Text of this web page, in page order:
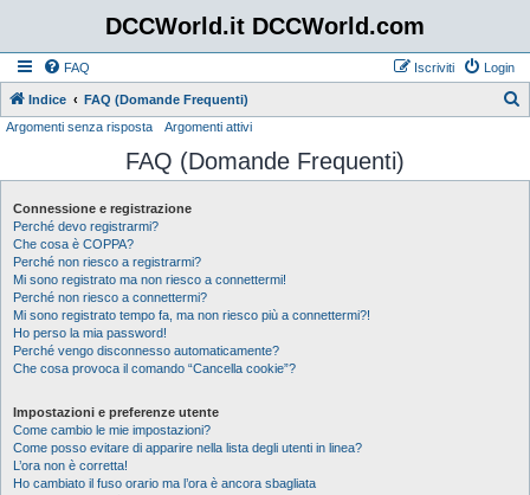
DCCWorld.it DCCWorld.com
FAQ Login
Iscriviti
Indice FAQ (Domande Frequenti)
c
Argomenti senza risposta Argomenti attivi
FAQ (Domande Frequenti)
Connessione e registrazione
Perché devo registrarmi?
Che cosa è COPPA?
Perché non riesco a registrarmi?
Mi sono registrato ma non riesco a connettermi!
Perché non riesco a connettermi?
Mi sono registrato tempo fa, ma non riesco più a connettermi?!
Ho perso la mia password!
Perché vengo disconnesso automaticamente?
Che cosa provoca il comando “Cancella cookie”?
Impostazioni e preferenze utente
Come cambio le mie impostazioni?
Come posso evitare di apparire nella lista degli utenti in linea?
L’ora non è corretta!
Ho cambiato il fuso orario ma l’ora è ancora sbagliata